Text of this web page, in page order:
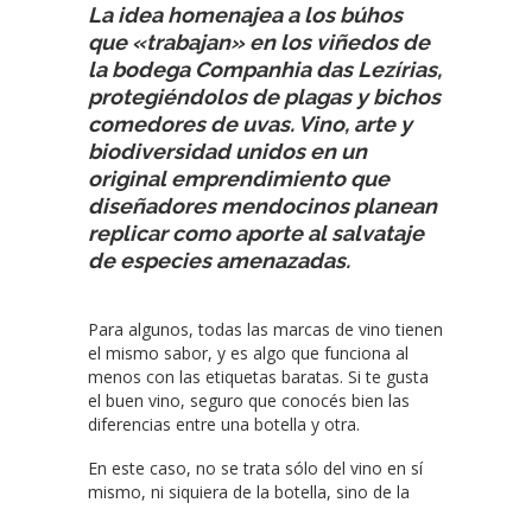
La idea homenajea a los búhos
que «trabajan» en los viñedos de
la bodega Companhia das Lezírias,
protegiéndolos de plagas y bichos
comedores de uvas. Vino, arte y
biodiversidad unidos en un
original emprendimiento que
diseñadores mendocinos planean
replicar como aporte al salvataje
de especies amenazadas.
Para algunos, todas las marcas de vino tienen
el mismo sabor, y es algo que funciona al
menos con las etiquetas baratas. Si te gusta
el buen vino, seguro que conocés bien las
diferencias entre una botella y otra.
En este caso, no se trata sólo del vino en sí
mismo, ni siquiera de la botella, sino de la